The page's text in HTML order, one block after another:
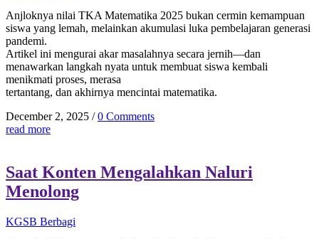
Anjloknya nilai TKA Matematika 2025 bukan cermin kemampuan
siswa yang lemah, melainkan akumulasi luka pembelajaran generasi
pandemi.
Artikel ini mengurai akar masalahnya secara jernih—dan
menawarkan langkah nyata untuk membuat siswa kembali
menikmati proses, merasa
tertantang, dan akhirnya mencintai matematika.
December 2, 2025 / 0 Comments
read more
Saat Konten Mengalahkan Naluri
Menolong
KGSB Berbagi